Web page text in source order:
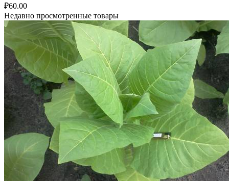
₽60.00
Недавно просмотренные товары